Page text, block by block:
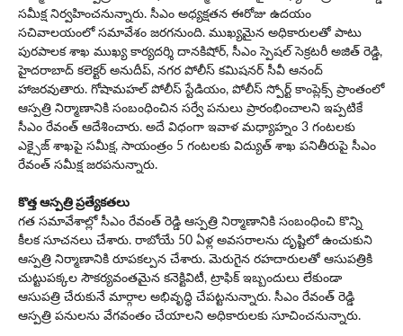
స‌మీక్ష నిర్వ‌హించ‌నున్నారు. సీఎం అధ్య‌క్ష‌త‌న ఈరోజు ఉద‌యం
సచివాలయంలో స‌మావేశం జరగనుంది. ముఖ్యమైన అధికారులతో పాటు
పురపాలక శాఖ ముఖ్య కార్యదర్శి దానకిషోర్, సీఎం స్పెషల్ సెక్రటరీ అజిత్ రెడ్డి,
హైదరాబాద్ కలెక్టర్ అనుదీప్, నగర పోలీస్ కమిషనర్ సీవీ ఆనంద్‌
హాజరవుతారు. గోషామహల్ పోలీస్ స్టేడియం, పోలీస్ స్పోర్ట్ కాంప్లెక్స్‌ ప్రాంతంలో
ఆస్ప‌త్రి నిర్మాణానికి సంబంధించిన సర్వే పనులు ప్రారంభించాల‌ని ఇప్ప‌టికే
సీఎం రేవంత్ ఆదేశించారు. అదే విధంగా ఇవాళ మధ్యాహ్నం 3 గంటలకు
ఎక్సైజ్ శాఖపై సమీక్ష, సాయంత్రం 5 గంటలకు విద్యుత్ శాఖ పనితీరుపై సీఎం
రేవంత్ సమీక్ష జ‌ర‌ప‌నున్నారు.
కొత్త ఆస్ప‌త్రి ప్రత్యేకతలు
గత సమావేశాల్లో సీఎం రేవంత్ రెడ్డి ఆస్ప‌త్రి నిర్మాణానికి సంబంధించి కొన్ని
కీలక సూచనలు చేశారు. రాబోయే 50 ఏళ్ల అవసరాలను దృష్టిలో ఉంచుకుని
ఆస్ప‌త్రి నిర్మాణానికి రూపకల్పన చేశారు. మెరుగైన రహదారులతో ఆసుపత్రికి
చుట్టుపక్కల సౌకర్యవంతమైన కనెక్టివిటీ, ట్రాఫిక్ ఇబ్బందులు లేకుండా
ఆసుపత్రి చేరుకునే మార్గాల అభివృద్ధి చేప‌ట్ట‌నున్నారు. సీఎం రేవంత్ రెడ్డి
ఆస్ప‌త్రి పనులను వేగవంతం చేయాలని అధికారులకు సూచించ‌నున్నారు.